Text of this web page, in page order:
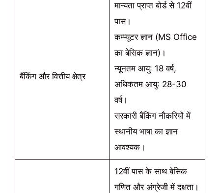
बैंकिंग और वित्तीय क्षेत्र
मान्यता प्राप्त बोर्ड से 12वीं
पास।
कम्प्यूटर ज्ञान (MS Office
का बेसिक ज्ञान)।
न्यूनतम आयु: 18 वर्ष,
अधिकतम आयु: 28-30
वर्ष।
सरकारी बैंकिंग नौकरियों में
स्थानीय भाषा का ज्ञान
आवश्यक।
12वीं पास के साथ बेसिक
गणित और अंग्रेजी में दक्षता।